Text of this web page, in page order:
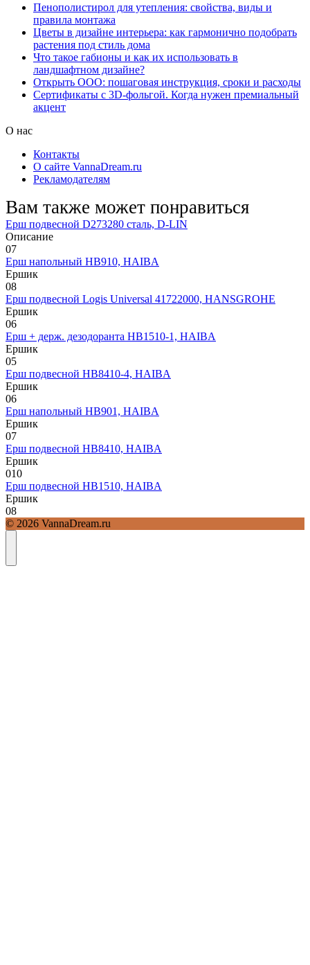
Пенополистирол для утепления: свойства, виды и
правила монтажа
Цветы в дизайне интерьера: как гармонично подобрать
растения под стиль дома
Что такое габионы и как их использовать в
ландшафтном дизайне?
Открыть ООО: пошаговая инструкция, сроки и расходы
Сертификаты с 3D-фольгой. Когда нужен премиальный
акцент
О нас
Контакты
О сайте VannaDream.ru
Рекламодателям
Вам также может понравиться
Ерш подвесной D273280 сталь, D-LIN
Описание
07
Ерш напольный HB910, HAIBA
Ершик
08
Ерш подвесной Logis Universal 41722000, HANSGROHE
Ершик
06
Ерш + держ. дезодоранта HB1510-1, HAIBA
Ершик
05
Ерш подвесной HB8410-4, HAIBA
Ершик
06
Ерш напольный HB901, HAIBA
Ершик
07
Ерш подвесной HB8410, HAIBA
Ершик
010
Ерш подвесной HB1510, HAIBA
Ершик
08
© 2026 VannaDream.ru